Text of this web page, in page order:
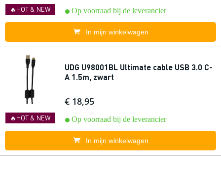
🔥HOT & NEW Op voorraad bij de leverancier
In mijn winkelwagen
🔥HOT & NEW
UDG U98001BL Ultimate cable USB 3.0 C-
A 1.5m, zwart
€ 18,95
Op voorraad bij de leverancier
In mijn winkelwagen